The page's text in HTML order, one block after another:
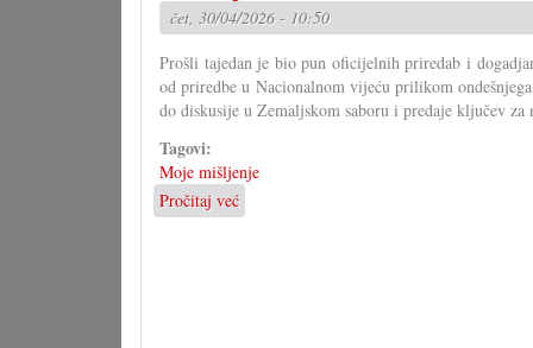
je
geslo
u
Novom
čet, 30/04/2026 - 10:50
Prošli tajedan je bio pun oficijelnih priredab i
od priredbe u Nacionalnom vijeću prilikom
do diskusije u Zemaljskom saboru i predaje ključev
Tagovi:
Moje mišljenje
Pročitaj već
Klišeji